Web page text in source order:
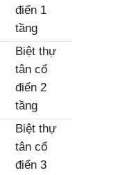
điển 1
tầng
Biệt thự
tân cổ
điển 2
tầng
Biệt thự
tân cổ
điển 3